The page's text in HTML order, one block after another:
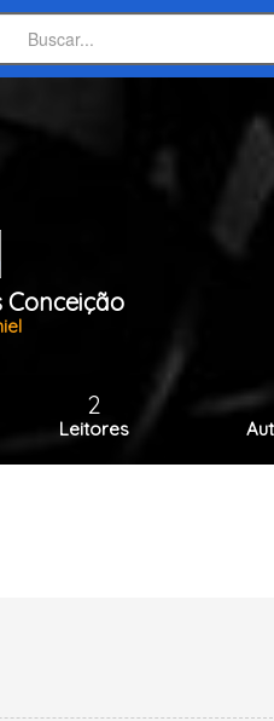
Conceição
2
Leitores